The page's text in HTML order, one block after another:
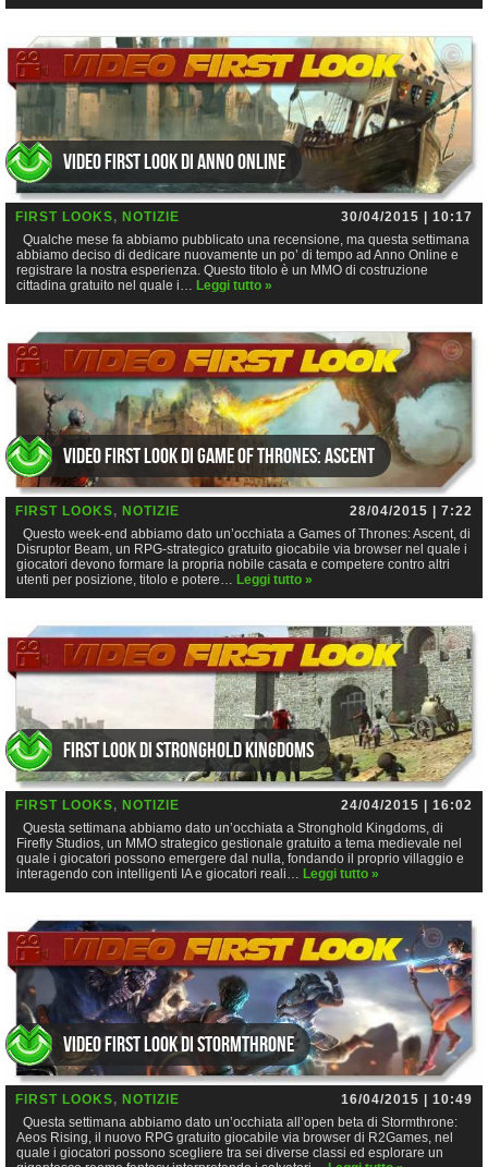
Video First Look di Anno Online
FIRST LOOKS, NOTIZIE
30/04/2015 | 10:17
Qualche mese fa abbiamo pubblicato una recensione, ma questa settimana
abbiamo deciso di dedicare nuovamente un po’ di tempo ad Anno Online e
registrare la nostra esperienza. Questo titolo è un MMO di costruzione
cittadina gratuito nel quale i… Leggi tutto »
Video First Look di Game of Thrones: Ascent
FIRST LOOKS, NOTIZIE
28/04/2015 | 7:22
Questo week-end abbiamo dato un’occhiata a Games of Thrones: Ascent, di
Disruptor Beam, un RPG-strategico gratuito giocabile via browser nel quale i
giocatori devono formare la propria nobile casata e competere contro altri
utenti per posizione, titolo e potere… Leggi tutto »
First Look di Stronghold Kingdoms
FIRST LOOKS, NOTIZIE
24/04/2015 | 16:02
Questa settimana abbiamo dato un’occhiata a Stronghold Kingdoms, di
Firefly Studios, un MMO strategico gestionale gratuito a tema medievale nel
quale i giocatori possono emergere dal nulla, fondando il proprio villaggio e
interagendo con intelligenti IA e giocatori reali… Leggi tutto »
Video First Look di Stormthrone
FIRST LOOKS, NOTIZIE
16/04/2015 | 10:49
Questa settimana abbiamo dato un’occhiata all’open beta di Stormthrone:
Aeos Rising, il nuovo RPG gratuito giocabile via browser di R2Games, nel
quale i giocatori possono scegliere tra sei diverse classi ed esplorare un